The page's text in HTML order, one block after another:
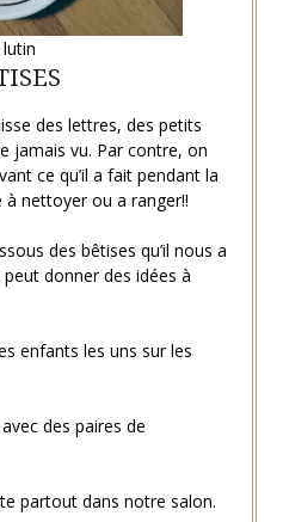
des lettres, des petits
jamais vu. Par contre, on
ce qu’il a fait pendant la
à nettoyer ou a ranger!!
des bêtises qu’il nous a
donner des idées à
enfants les uns sur les
des paires de
partout dans notre salon.